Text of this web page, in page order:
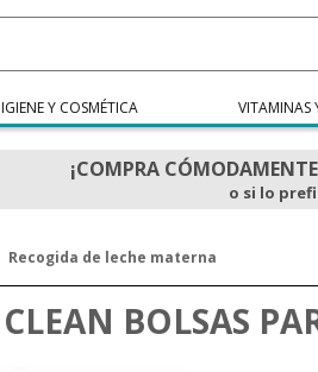
Y COSMÉTICA VITAMINAS
¡COMPRA
o si lo
Recogida de leche materna
BOLSAS